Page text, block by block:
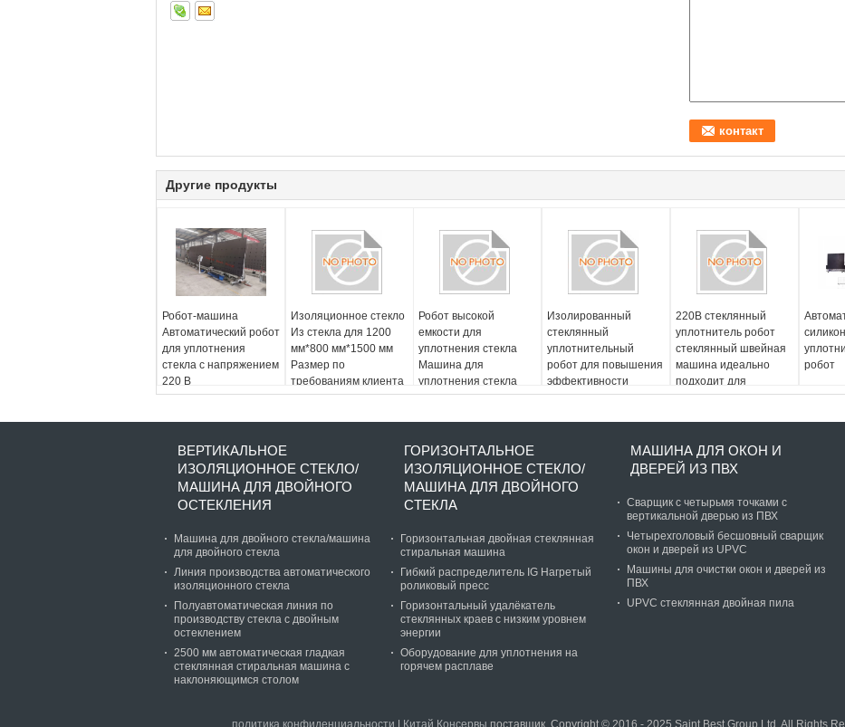
Другие продукты
Робот-машина
Автоматический робот
для уплотнения
стекла с напряжением
220 В
Изоляционное стекло
Из стекла для 1200
мм*800 мм*1500 мм
Размер по
требованиям клиента
Робот высокой
емкости для
уплотнения стекла
Машина для
уплотнения стекла
1200 мм*800 мм*1500
стекла
Изолированный
стеклянный
уплотнительный
робот для повышения
эффективности
уплотнения и зашивки
220В стеклянный
уплотнитель робот
стеклянный швейная
машина идеально
подходит для
требований клиентов
робот
ВЕРТИКАЛЬНОЕ
ИЗОЛЯЦИОННОЕ СТЕКЛО/
МАШИНА ДЛЯ ДВОЙНОГО
ОСТЕКЛЕНИЯ
Машина для двойного стекла/машина
для двойного стекла
Линия производства автоматического
изоляционного стекла
Полуавтоматическая линия по
производству стекла с двойным
остеклением
2500 мм автоматическая гладкая
стеклянная стиральная машина с
наклоняющимся столом
ГОРИЗОНТАЛЬНОЕ
ИЗОЛЯЦИОННОЕ СТЕКЛО/
МАШИНА ДЛЯ ДВОЙНОГО
СТЕКЛА
Горизонтальная двойная стеклянная
стиральная машина
Гибкий распределитель IG Нагретый
роликовый пресс
Горизонтальный удалёкатель
стеклянных краев с низким уровнем
энергии
Оборудование для уплотнения на
горячем расплаве
МАШИНА ДЛЯ ОКОН И
ДВЕРЕЙ ИЗ ПВХ
Сварщик с четырьмя точками с
вертикальной дверью из ПВХ
Четырехголовый бесшовный сварщик
окон и дверей из UPVC
Машины для очистки окон и дверей из
ПВХ
UPVC стеклянная двойная пила
политика конфиденциальности Китай Консервы поставщик. Copyright © 2016 - 2025 Saint Best Group Ltd. All Rights